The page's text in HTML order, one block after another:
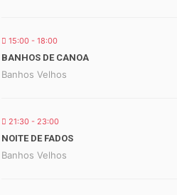
15:00 - 18:00
BANHOS DE CANOA
Banhos Velhos
21:30 - 23:00
NOITE DE FADOS
Banhos Velhos